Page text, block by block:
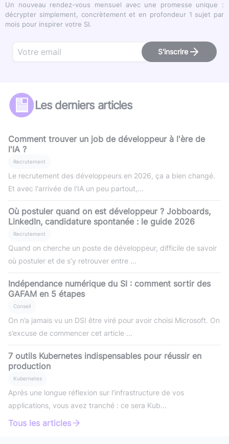
Un nouveau rendez-vous mensuel avec une promesse unique :
décrypter simplement, concrètement et en profondeur 1 sujet par
mois pour inspirer votre SI.
S'inscrire
Les derniers articles
Comment trouver un job de développeur à l'ère de
l'IA ?
Recrutement
Le recrutement des développeurs en 2026, ça a bien changé.
Et avec l'arrivée de l'IA un peu partout,...
Où postuler quand on est développeur ? Jobboards,
LinkedIn, candidature spontanée : le guide 2026
Recrutement
Quand on cherche un poste de développeur, difficile de savoir
où postuler et de s'y retrouver entre ...
Indépendance numérique du SI : comment sortir des
GAFAM en 5 étapes
Conseil
On n’a jamais vu un DSI être viré pour avoir choisi Microsoft. On
s’excuse de commencer cet article ...
7 outils Kubernetes indispensables pour réussir en
production
Kubernetes
Après une longue réflexion sur l’infrastructure de vos
applications, vous avez tranché : ce sera Kub...
Tous les articles